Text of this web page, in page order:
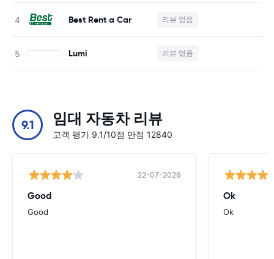
Best Rent a Car 리뷰 없음
Lumi 리뷰 없음
9.1 임대 자동차 리뷰
고객 평가 9.1/10점 만점 12840
22-07-2026
Good
Good
Ok
Ok